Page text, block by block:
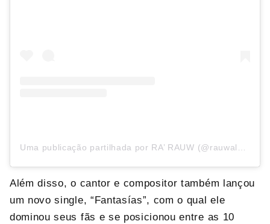
Além disso, o cantor e compositor também lançou
um novo single, “Fantasías”, com o qual ele
dominou seus fãs e se posicionou entre as 10